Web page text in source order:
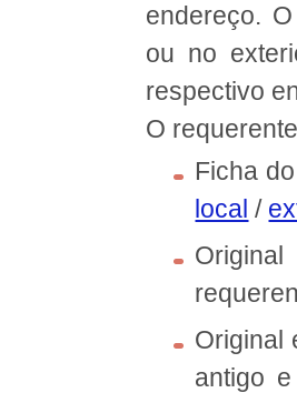
endereço.
ou no
respectivo
O
Ficha
local /
Original
antigo